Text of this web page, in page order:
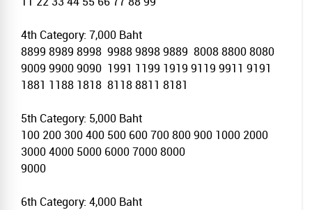
4th Category: 7,000 Baht
8899 8989 8998 9988 9898 9889 8008 8800 8080
9009 9900 9090 1991 1199 1919 9119 9911 9191
1881 1188 1818 8118 8811 8181
5th Category: 5,000 Baht
100 200 300 400 500 600 700 800 900 1000 2000
3000 4000 5000 6000 7000 8000
9000
6th Category: 4,000 Baht